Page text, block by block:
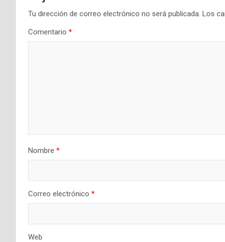
Tu dirección de correo electrónico no será publicada. Los
Comentario *
Nombre *
Correo electrónico *
Web